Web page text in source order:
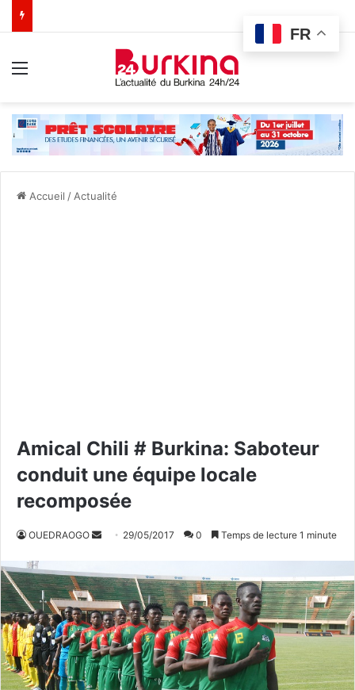
Accueil / Actualité
Amical Chili # Burkina: Saboteur
conduit une équipe locale
recomposée
OUEDRAOGO
v
o
y
e
r
u
n
29/05/2017 0 Temps de lecture 1 minute
FR